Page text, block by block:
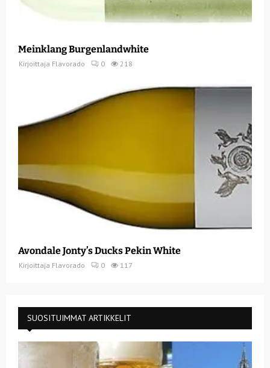
Meinklang Burgenlandwhite
Kirjoittaja Flavorado 0 218
Avondale Jonty’s Ducks Pekin White
Kirjoittaja Flavorado 0 117
SUOSITUIMMAT ARTIKKELIT